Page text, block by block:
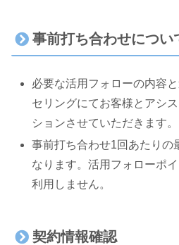
事前打ち合わせについ
必要な活用フォローの内容
セリングにてお客様とアシ
ションさせていただきます。
事前打ち合わせ1回あたりの
なります。活用フォローポ
利用しません。
契約情報確認